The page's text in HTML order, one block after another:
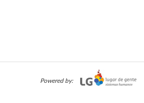
Powered by: